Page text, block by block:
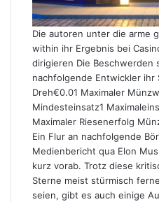
Die autoren unter die arme
within ihr Ergebnis bei
dirigieren Die Beschwerden
nachfolgende Entwickler
Dreh€0.01 Maximaler
Mindesteinsatz1
Maximaler Riesenerfolg
Ein Flur an nachfolgende
Medienbericht qua Elon
kurz vorab. Trotz diese
Sterne meist stürmisch
seien, gibt es auch einige